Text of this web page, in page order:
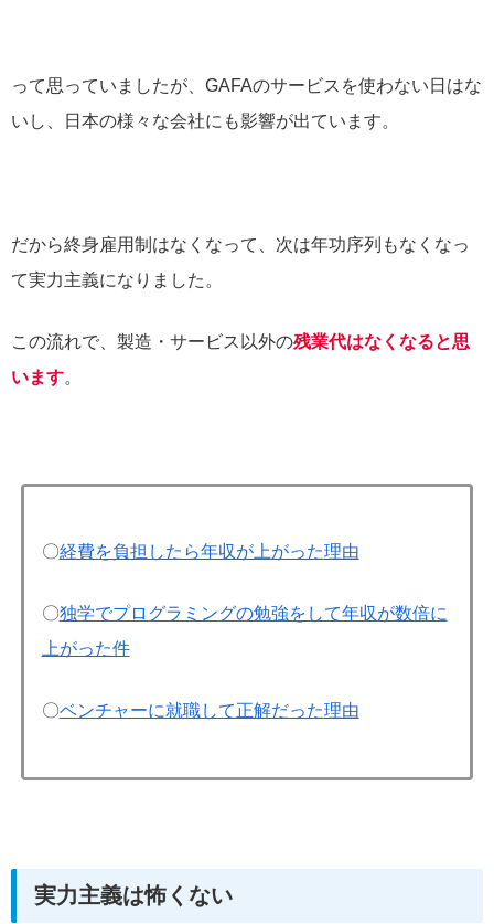
って思っていましたが、GAFAのサービスを使わない日はな
いし、日本の様々な会社にも影響が出ています。
だから終身雇用制はなくなって、次は年功序列もなくなっ
て実力主義になりました。
この流れで、製造・サービス以外の残業代はなくなると思
います。
〇経費を負担したら年収が上がった理由
〇独学でプログラミングの勉強をして年収が数倍に
上がった件
〇ベンチャーに就職して正解だった理由
実力主義は怖くない